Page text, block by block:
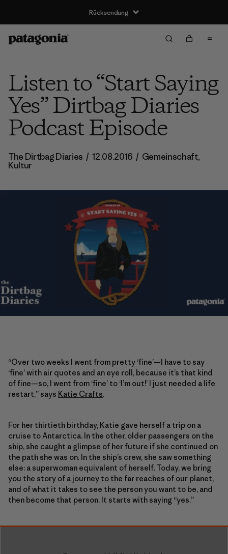
Rücksendung
Listen to “Start Saying
Yes” Dirtbag Diaries
Podcast Episode
The Dirtbag Diaries / 12.08.2016 / Gemeinschaft,
Kultur
“Over two weeks I went from pretty ‘fine’—I have to say
‘fine’ with air quotes and an eye roll, because it’s that kind
of fine—so, I went from ‘fine’ to ‘I’m out!’ I just needed a life
restart,” says Katie Crafts.
For her thirtieth birthday, Katie gave herself a trip on a
cruise to Antarctica. In the other, older passengers on the
ship, she caught a glimpse of her future if she continued on
the path she was on. In the ship’s crew, she saw something
else: a superwoman equivalent of herself. Today, we bring
you the story of a journey to the far reaches of our planet,
and of what it takes to see the person you want to be, and
then become that person. It starts with saying “yes.”